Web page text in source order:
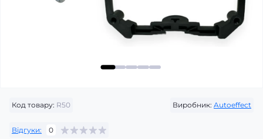
Код товару: R50 Виробник: Autoeffect
Відгуки: 0